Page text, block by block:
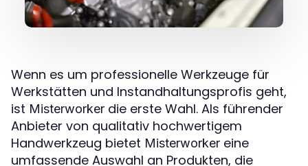
Wenn es um professionelle Werkzeuge für
Werkstätten und Instandhaltungsprofis geht,
ist Misterworker die erste Wahl. Als führender
Anbieter von qualitativ hochwertigem
Handwerkzeug bietet Misterworker eine
umfassende Auswahl an Produkten, die